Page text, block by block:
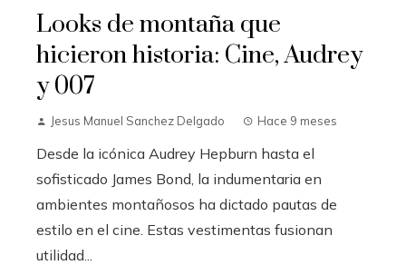
Looks de montaña que
hicieron historia: Cine, Audrey
y 007
Jesus Manuel Sanchez Delgado Hace 9 meses
Desde la icónica Audrey Hepburn hasta el
sofisticado James Bond, la indumentaria en
ambientes montañosos ha dictado pautas de
estilo en el cine. Estas vestimentas fusionan
utilidad...